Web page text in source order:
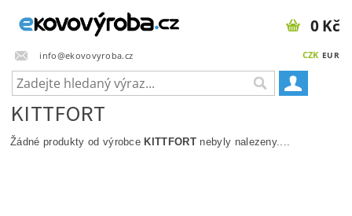
info@ekovovyroba.cz CZK EUR
0 Kč
KITTFORT
Žádné produkty od výrobce KITTFORT nebyly nalezeny....